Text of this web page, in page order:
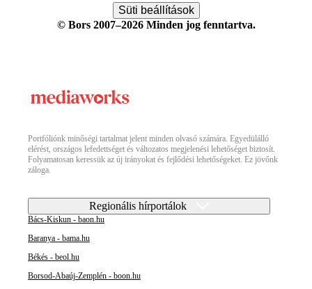
Süti beállítások
© Bors 2007–2026 Minden jog fenntartva.
Portfóliónk minőségi tartalmat jelent minden olvasó számára. Egyedülálló
elérést, országos lefedettséget és változatos megjelenési lehetőséget biztosít.
Folyamatosan keressük az új irányokat és fejlődési lehetőségeket. Ez jövőnk
záloga.
Regionális hírportálok
Bács-Kiskun - baon.hu
Baranya - bama.hu
Békés - beol.hu
Borsod-Abaúj-Zemplén - boon.hu